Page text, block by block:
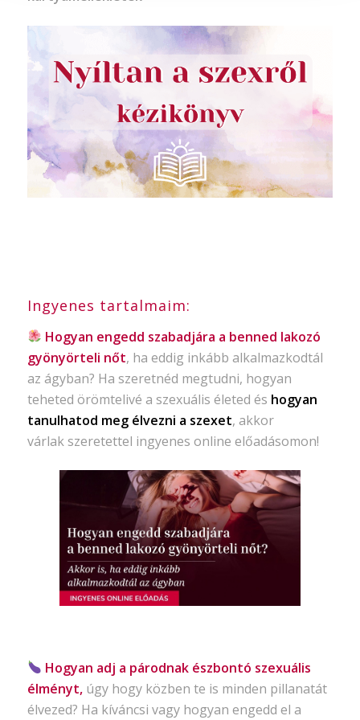
Ingyenes tartalmaim:
Hogyan engedd szabadjára a benned lakozó
gyönyörteli nőt, ha eddig inkább alkalmazkodtál
az ágyban? Ha szeretnéd megtudni, hogyan
teheted örömtelivé a szexuális életed és hogyan
tanulhatod meg élvezni a szexet, akkor
várlak szeretettel ingyenes online előadásomon!
Hogyan adj a párodnak észbontó szexuális
élményt, úgy hogy közben te is minden pillanatát
élvezed? Ha kíváncsi vagy hogyan engedd el a